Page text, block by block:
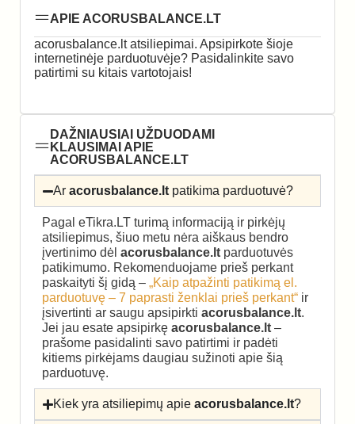
APIE ACORUSBALANCE.LT
acorusbalance.lt atsiliepimai. Apsipirkote šioje
internetinėje parduotuvėje? Pasidalinkite savo
patirtimi su kitais vartotojais!
DAŽNIAUSIAI UŽDUODAMI
KLAUSIMAI APIE
ACORUSBALANCE.LT
Aracorusbalance.lt patikima parduotuvė?
Pagal eTikra.LT turimą informaciją ir pirkėjų
atsiliepimus, šiuo metu nėra aiškaus bendro
įvertinimo dėl acorusbalance.lt parduotuvės
patikimumo. Rekomenduojame prieš perkant
paskaityti šį gidą – „Kaip atpažinti patikimą el.
parduotuvę – 7 paprasti ženklai prieš perkant“ ir
įsivertinti ar saugu apsipirkti acorusbalance.lt.
Jei jau esate apsipirkę acorusbalance.lt –
prašome pasidalinti savo patirtimi ir padėti
kitiems pirkėjams daugiau sužinoti apie šią
parduotuvę.
Kiek yra atsiliepimų apieacorusbalance.lt?